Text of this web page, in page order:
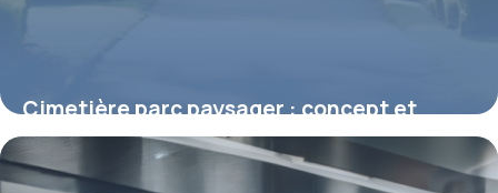
Cimetière parc paysager : concept et
avantages
2 mai 2026